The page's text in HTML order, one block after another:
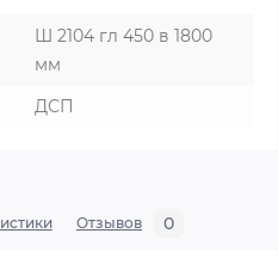
Ш 2104 гл 450 в 1800
мм
ДСП
Отзывов 0